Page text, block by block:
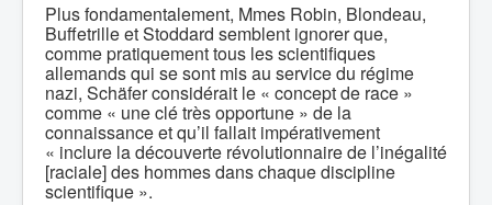
Plus fondamentalement, Mmes Robin, Blondeau,
Buffetrille et Stoddard semblent ignorer que,
comme pratiquement tous les scientifiques
allemands qui se sont mis au service du régime
nazi, Schäfer considérait le « concept de race »
comme « une clé très opportune » de la
connaissance et qu’il fallait impérativement
« inclure la découverte révolutionnaire de l’inégalité
[raciale] des hommes dans chaque discipline
scientifique ».